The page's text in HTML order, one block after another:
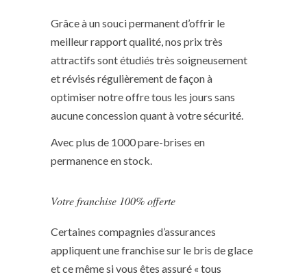
Grâce à un souci permanent d’offrir le
meilleur rapport qualité, nos prix très
attractifs sont étudiés très soigneusement
et révisés régulièrement de façon à
optimiser notre offre tous les jours sans
aucune concession quant à votre sécurité.
Avec plus de 1000 pare-brises en
permanence en stock.
Votre franchise 100% offerte
Certaines compagnies d’assurances
appliquent une franchise sur le bris de glace
et ce même si vous êtes assuré « tous